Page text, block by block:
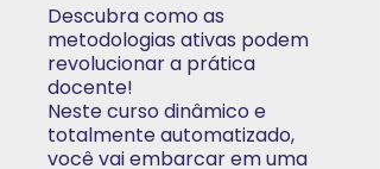
Descubra como as
metodologias ativas podem
revolucionar a prática
docente!
Neste curso dinâmico e
totalmente automatizado,
você vai embarcar em uma